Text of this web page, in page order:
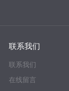
联系我们
联系我们
在线留言